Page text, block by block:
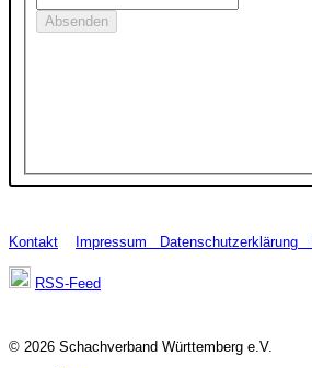
Kontakt Impressum Datenschutzerklärung
RSS-Feed
© 2026 Schachverband Württemberg e.V.